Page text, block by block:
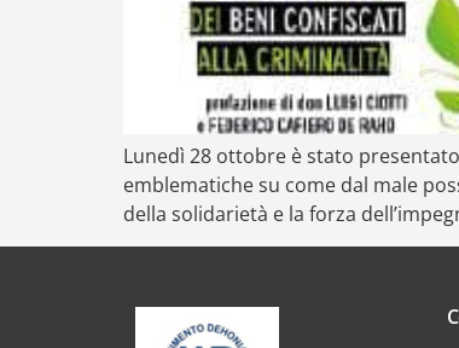
Lunedì 28 ottobre è stato
emblematiche su come dal male
della solidarietà e la forza